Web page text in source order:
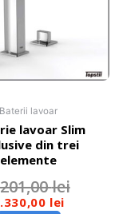
Baterii lavoar
lavoar Slim
din trei
elemente
lei
lei